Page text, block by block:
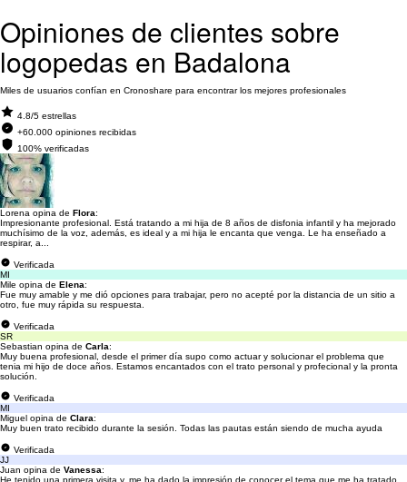
Opiniones de clientes sobre
logopedas en Badalona
Miles de usuarios confían en Cronoshare para encontrar los mejores profesionales
4.8/5 estrellas
+60.000 opiniones recibidas
100% verificadas
Lorena opina de Flora:
Impresionante profesional. Está tratando a mi hija de 8 años de disfonia infantil y ha mejorado
muchísimo de la voz, además, es ideal y a mi hija le encanta que venga. Le ha enseñado a
respirar, a...
Verificada
MI
Mile opina de Elena:
Fue muy amable y me dió opciones para trabajar, pero no acepté por la distancia de un sitio a
otro, fue muy rápida su respuesta.
Verificada
SR
Sebastian opina de Carla:
Muy buena profesional, desde el primer día supo como actuar y solucionar el problema que
tenia mi hijo de doce años. Estamos encantados con el trato personal y profecional y la pronta
solución.
Verificada
MI
Miguel opina de Clara:
Muy buen trato recibido durante la sesión. Todas las pautas están siendo de mucha ayuda
Verificada
JJ
Juan opina de Vanessa:
He tenido una primera visita y, me ha dado la impresión de conocer el tema que me ha tratado,